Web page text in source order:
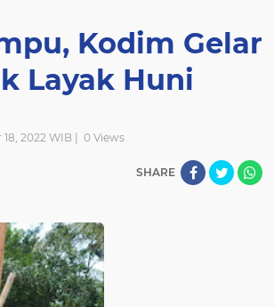
Kodim Gelar
Layak Huni
2022 WIB | 0Views
SHARE